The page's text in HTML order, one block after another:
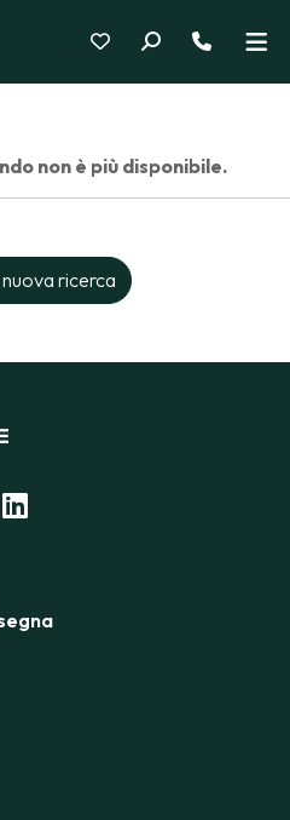
non è più disponibile.
nuova ricerca